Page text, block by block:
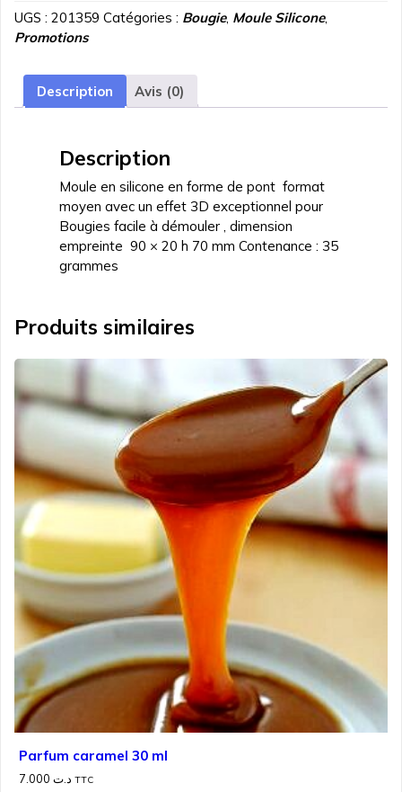
silicone
pont
l'amour
UGS : 201359 Catégories : Bougie, Moule Silicone,
Promotions
Description Avis (0)
Description
Moule en silicone en forme de pont format
moyen avec un effet 3D exceptionnel pour
Bougies facile à démouler , dimension
empreinte 90 × 20 h 70 mm Contenance : 35
grammes
Produits similaires
Parfum caramel 30 ml
د.ت TTC